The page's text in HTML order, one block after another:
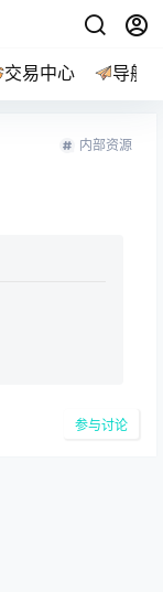
交易中心 导航
内部资源
参与讨论